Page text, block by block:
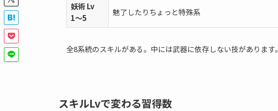
妖術 Lv
1〜5
魅了したりちょっと特殊系
全8系統のスキルがある。中には武器に依存しない技があります。
スキルLvで変わる習得数